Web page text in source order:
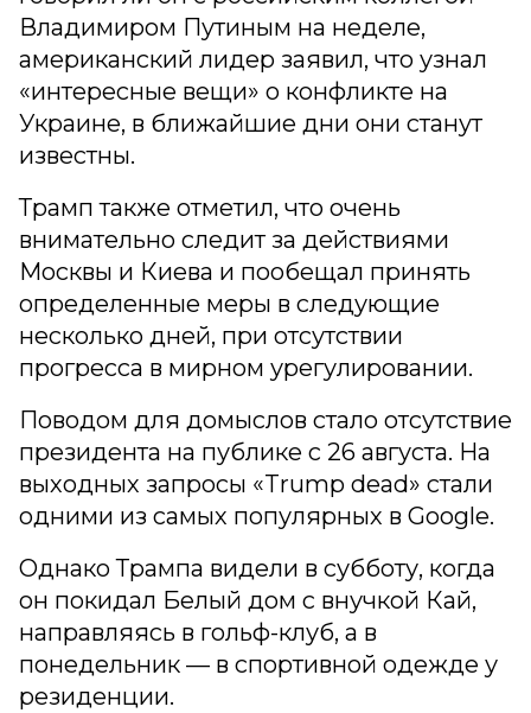
Владимиром Путиным на неделе,
американский лидер заявил, что узнал
«интересные вещи» о конфликте на
Украине, в ближайшие дни они станут
известны.
Трамп также отметил, что очень
внимательно следит за действиями
Москвы и Киева и пообещал принять
определенные меры в следующие
несколько дней, при отсутствии
прогресса в мирном урегулировании.
Поводом для домыслов стало отсутствие
президента на публике с 26 августа. На
выходных запросы «Trump dead» стали
одними из самых популярных в Google.
Однако Трампа видели в субботу, когда
он покидал Белый дом с внучкой Кай,
направляясь в гольф-клуб, а в
понедельник — в спортивной одежде у
резиденции.